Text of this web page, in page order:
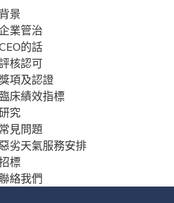
背景
業管治
CEO的話
核認可
項及認證
臨床績效指標
究
常見問題
劣天氣服務安排
標
絡我們